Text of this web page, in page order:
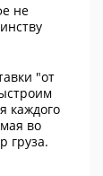
не
"от
каждого
во
груза.